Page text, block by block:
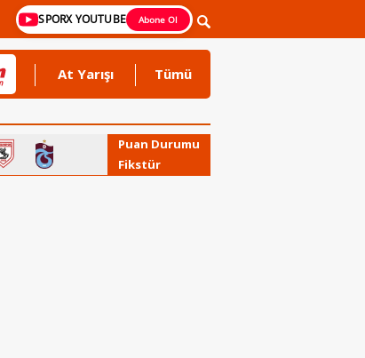
SPORX YOUTUBE Abone Ol
At Yarışı Tümü
Puan Durumu
Fikstür